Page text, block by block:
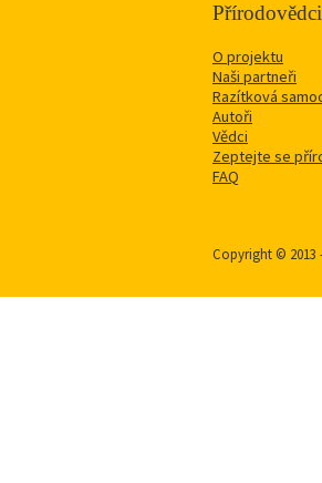
Přírodovědci
O projektu
Naši partneři
Razítková
Autoři
Vědci
Zeptejte se
FAQ
Copyright © 2013